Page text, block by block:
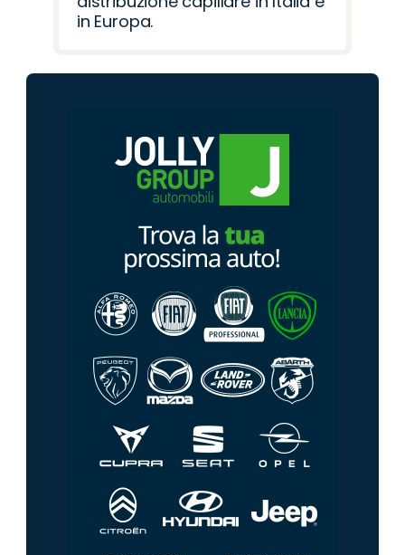
in Europa.